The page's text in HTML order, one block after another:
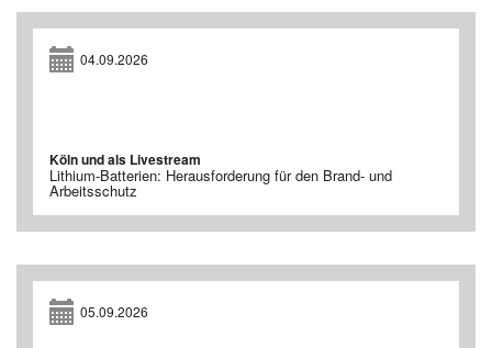
04.09.2026
Köln und als Livestream
Lithium-Batterien: Herausforderung für den Brand- und
Arbeitsschutz
05.09.2026